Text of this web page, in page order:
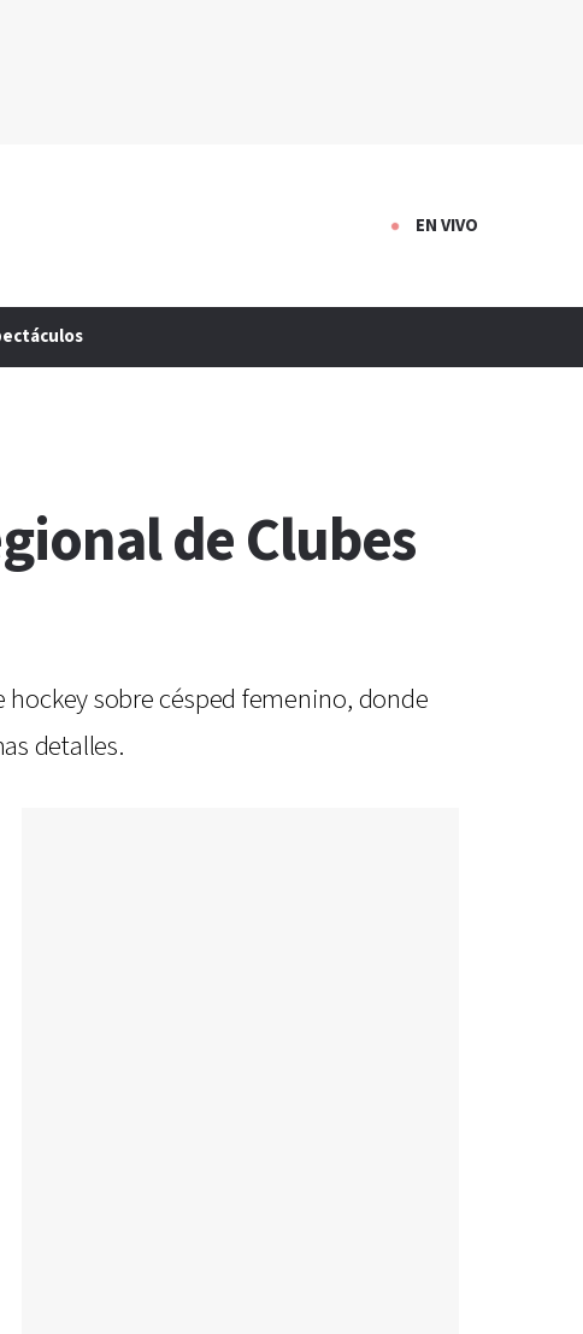
EN VIVO
de Clubes
sobre césped femenino, donde
detalles.